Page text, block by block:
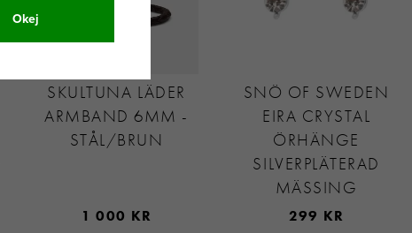
SKULTUNA LÄDER
ARMBAND 6MM -
STÅL/BRUN
1 000 KR
SNÖ OF SWEDEN
EIRA CRYSTAL
ÖRHÄNGE
SILVERPLÄTERAD
MÄSSING
299 KR
Okej